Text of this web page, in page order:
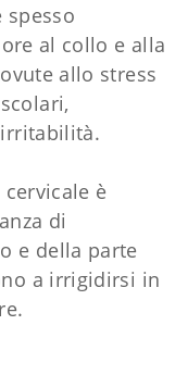
al collo e alla
allo stress
è
di
e della parte
a irrigidirsi in